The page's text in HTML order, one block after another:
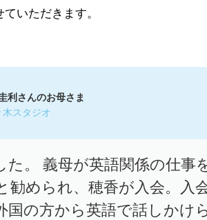
いただきます。
。 義母が英語関係の仕事
められ、穂香が入会。入
の方から英語で話しかけ
利さんのお母さま
木スタジオ